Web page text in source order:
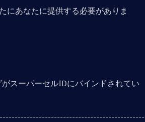
にあなたに提供する必要がありま
スーパーセルIDにバインドされてい